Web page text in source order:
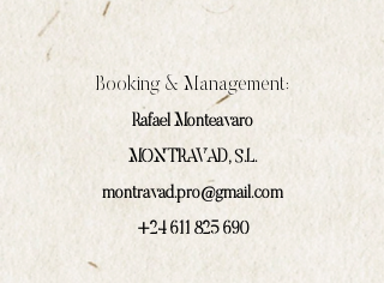
Booking & Management:
Rafael Monteavaro
MONTRAVAD, S.L.
montravad.pro@gmail.com
+24 611 825 690